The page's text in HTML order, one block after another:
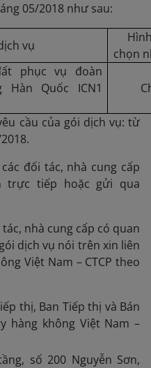
05/2018 như sau:
vụ
chọn
phục vụ đoàn
Quốc ICN1
cầu của gói dịch vụ: từ
đối tác, nhà cung cấp
trực tiếp hoặc gửi qua
nhà cung cấp có quan
dịch vụ nói trên xin liên
Việt Nam – CTCP theo
thị, Ban Tiếp thị và Bán
hàng không Việt Nam –
số 200 Nguyễn Sơn,